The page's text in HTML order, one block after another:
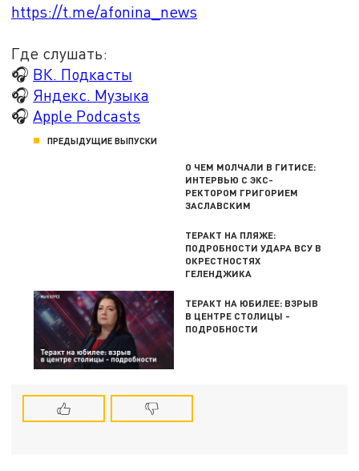
https://t.me/afonina_news
Где слушать:
🎧 ВК. Подкасты
🎧 Яндекс. Музыка
🎧Apple Podcasts
ПРЕДЫДУЩИЕ ВЫПУСКИ
О ЧЕМ МОЛЧАЛИ В ГИТИСЕ:
ИНТЕРВЬЮ С ЭКС-
РЕКТОРОМ ГРИГОРИЕМ
ЗАСЛАВСКИМ
ТЕРАКТ НА ПЛЯЖЕ:
ПОДРОБНОСТИ УДАРА ВСУ В
ОКРЕСТНОСТЯХ
ГЕЛЕНДЖИКА
ТЕРАКТ НА ЮБИЛЕЕ: ВЗРЫВ
В ЦЕНТРЕ СТОЛИЦЫ -
ПОДРОБНОСТИ